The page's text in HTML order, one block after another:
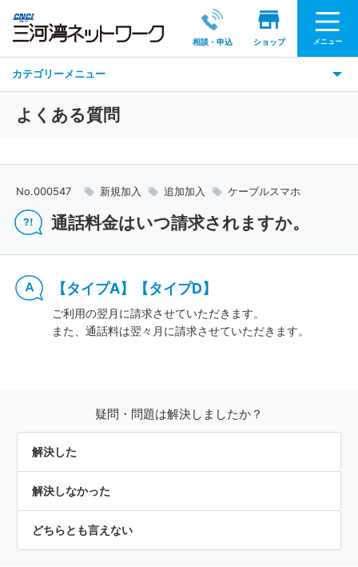
相談・申込 ショップ メニュー
カテゴリーメニュー
よくある質問
No.000547 新規加入 追加加入 ケーブルスマホ
通話料金はいつ請求されますか。
【タイプA】【タイプD】
ご利用の翌月に請求させていただきます。
また、通話料は翌々月に請求させていただきます。
疑問・問題は解決しましたか？
解決した
解決しなかった
どちらとも言えない